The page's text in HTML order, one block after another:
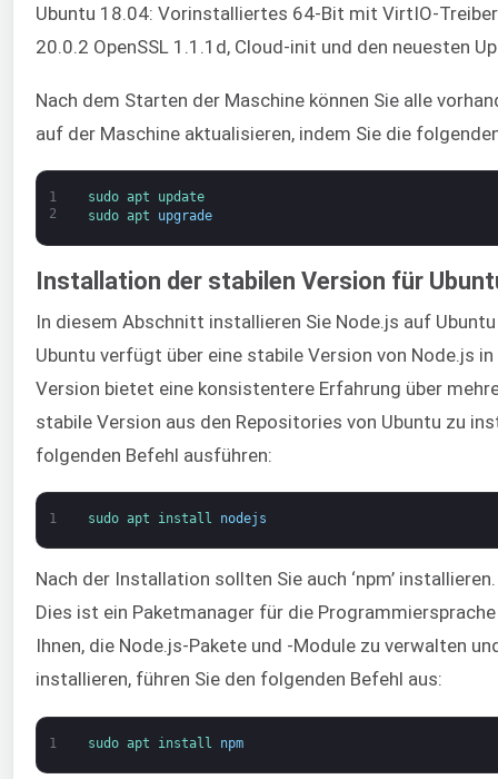
Ubuntu 18.04: Vorinstalliertes 64-Bit mit VirtIO-
20.0.2 OpenSSL 1.1.1d, Cloud-init und den neuesten
Nach dem Starten der Maschine können Sie alle
auf der Maschine aktualisieren, indem Sie die
1
2
sudo apt
update
sudo apt upgrade
Installation der stabilen Version für
In diesem Abschnitt installieren Sie Node.js auf
Ubuntu verfügt über eine stabile Version von Node.js
Version bietet eine konsistentere Erfahrung über
stabile Version aus den Repositories von Ubuntu zu
folgenden Befehl ausführen:
1 sudo apt install nodejs
Nach der Installation sollten Sie auch ‘npm’
Dies ist ein Paketmanager für die
Ihnen, die Node.js-Pakete und -Module zu verwalten
installieren, führen Sie den folgenden Befehl aus:
1 sudo apt install npm